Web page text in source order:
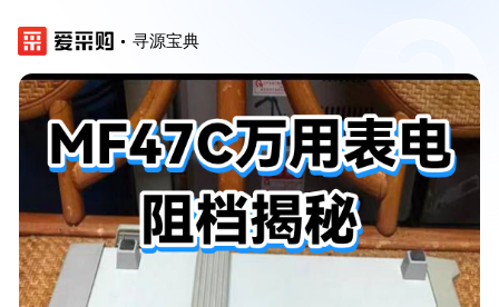
寻源宝典